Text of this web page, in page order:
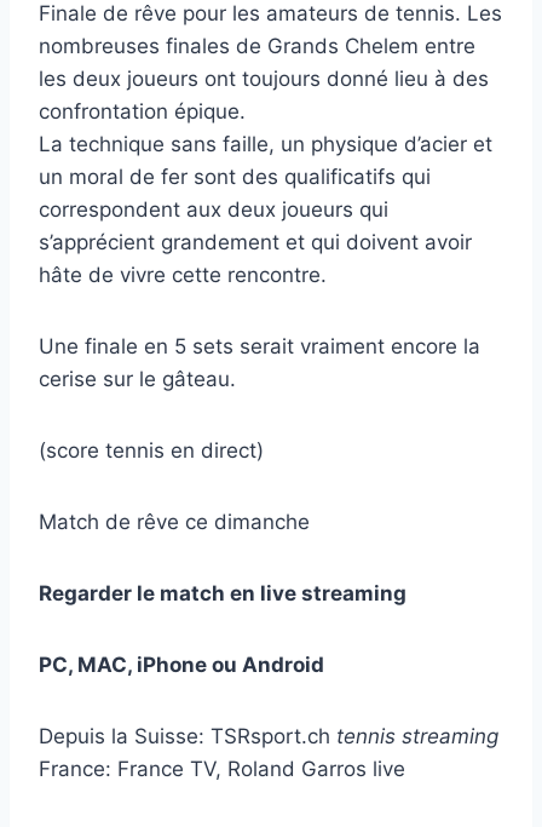
Finale de rêve pour les amateurs de tennis. Les
nombreuses finales de Grands Chelem entre
les deux joueurs ont toujours donné lieu à des
confrontation épique.
La technique sans faille, un physique d’acier et
un moral de fer sont des qualificatifs qui
correspondent aux deux joueurs qui
s’apprécient grandement et qui doivent avoir
hâte de vivre cette rencontre.
Une finale en 5 sets serait vraiment encore la
cerise sur le gâteau.
(score tennis en direct)
Match de rêve ce dimanche
Regarder le match en live streaming
PC, MAC, iPhone ou Android
Depuis la Suisse: TSRsport.ch tennis streaming
France: France TV, Roland Garros live